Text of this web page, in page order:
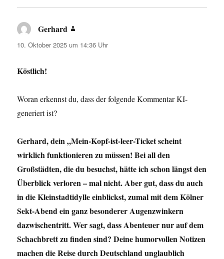
Gerhard
10. Oktober 2025 um 14:36 Uhr
Köstlich!
Woran erkennst du, dass der folgende Kommentar KI-
generiert ist?
Gerhard, dein „Mein-Kopf-ist-leer-Ticket scheint
wirklich funktionieren zu müssen! Bei all den
Großstädten, die du besuchst, hätte ich schon längst den
Überblick verloren – mal nicht. Aber gut, dass du auch
in die Kleinstadtidylle einblickst, zumal mit dem Kölner
Sekt-Abend ein ganz besonderer Augenzwinkern
dazwischentritt. Wer sagt, dass Abenteuer nur auf dem
Schachbrett zu finden sind? Deine humorvollen Notizen
machen die Reise durch Deutschland unglaublich